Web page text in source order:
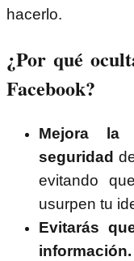
hacerlo.
¿Por qué
Facebook?
Mejora la
seguridad
evitando
usurpen tu
Evitarás
información.